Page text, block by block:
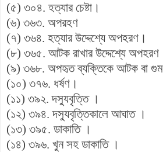
(৫) ৩০৪. হত্যার চেষ্টা।
(৬) ৩৬৩. অপরহণ
(৭) ৩৬৪. হত্যার উদ্দেশ্যে অপহরণ।
(৮) ৩৬৫. আটক রাখার উদ্দেশ্যে অপহরণ
(৯) ৩৬৮. অপহৃত ব্যক্তিকে আটক বা গুম
(১০) ৩৭৬. ধর্ষণ।
(১১) ৩৯২. দস্যুবৃত্তি ।
(১২) ৩৯৪. দস্যুবৃত্তিকালে আঘাত ।
(১৩) ৩৯৫. ডাকাতি ।
(১৪) ৩৯৬. খুন সহ ডাকাতি ।